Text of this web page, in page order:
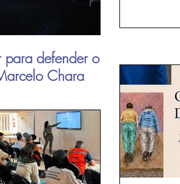
para defender o
Chara
viagens